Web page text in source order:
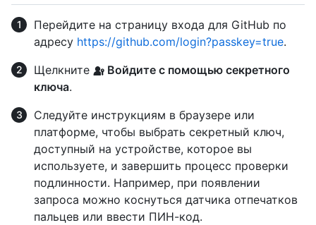
Перейдите на страницу входа для GitHub по
адресу https://github.com/login?passkey=true.
Щелкните
Войдите с помощью секретного
ключа.
Следуйте инструкциям в браузере или
платформе, чтобы выбрать секретный ключ,
доступный на устройстве, которое вы
используете, и завершить процесс проверки
подлинности. Например, при появлении
запроса можно коснуться датчика отпечатков
пальцев или ввести ПИН-код.